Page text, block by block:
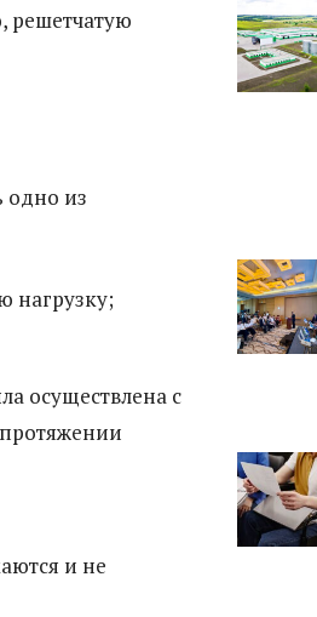
решетчатую
одно из
нагрузку;
осуществлена с
и не